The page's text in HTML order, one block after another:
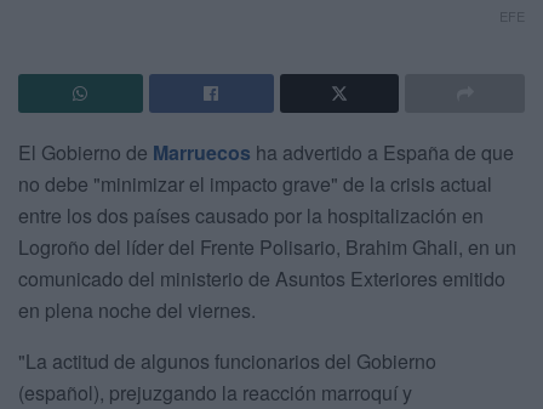
EFE
El Gobierno de Marruecos ha advertido a España de que
no debe "minimizar el impacto grave" de la crisis actual
entre los dos países causado por la hospitalización en
Logroño del líder del Frente Polisario, Brahim Ghali, en un
comunicado del ministerio de Asuntos Exteriores emitido
en plena noche del viernes.
"La actitud de algunos funcionarios del Gobierno
(español), prejuzgando la reacción marroquí y